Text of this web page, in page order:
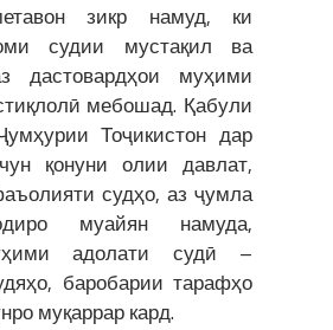
зикр намуд, ки
судии мустақил ва
дастовардҳои муҳими
мебошад. Қабули
Тоҷикистон дар
қонуни олии давлат,
судҳо, аз ҷумла
муайян намуда,
адолати судӣ –
баробарии тарафҳо
муқаррар кард.